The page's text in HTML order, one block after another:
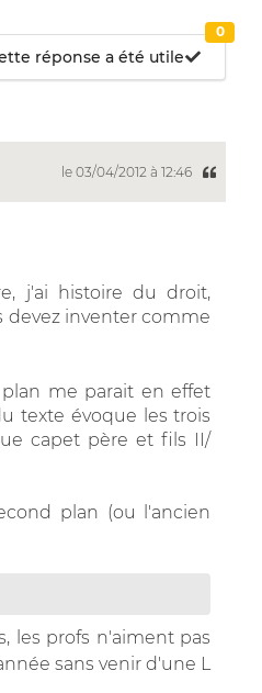
réponse a été utile
0
le 03/04/2012 à 12:46
j'ai histoire du droit,
devez inventer comme
me parait en effet
texte évoque les trois
capet père et fils II/
plan (ou l'ancien
les profs n'aiment pas
sans venir d'une L